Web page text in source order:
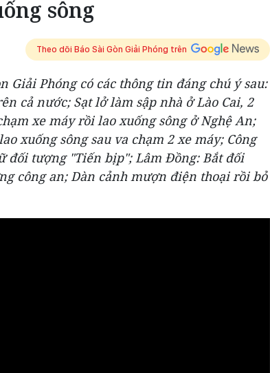
sông
Theo dõi Báo Sài Gòn Giải Phóng trên
Giải Phóng có các thông tin đáng chú ý sau:
cả nước; Sạt lở làm sập nhà ở Lào Cai, 2
xe máy rồi lao xuống sông ở Nghệ An;
xuống sông sau va chạm 2 xe máy; Công
đối tượng "Tiến bịp"; Lâm Đồng: Bắt đối
công an; Dàn cảnh mượn điện thoại rồi bỏ